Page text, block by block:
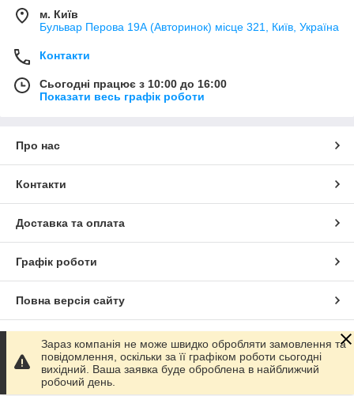
м. Київ
Бульвар Перова 19А (Авторинок) місце 321, Київ, Україна
Контакти
Сьогодні працює з 10:00 до 16:00
Показати весь графік роботи
Про нас
Контакти
Доставка та оплата
Графік роботи
Повна версія сайту
Сайт створено на маркетплейсі Prom.ua
Політика конфіденційності
Зараз компанія не може швидко обробляти замовлення та
повідомлення, оскільки за її графіком роботи сьогодні
вихідний. Ваша заявка буде оброблена в найближчий
робочий день.